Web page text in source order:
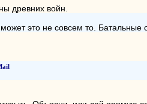
древних войн.
это не совсем то. Батальные